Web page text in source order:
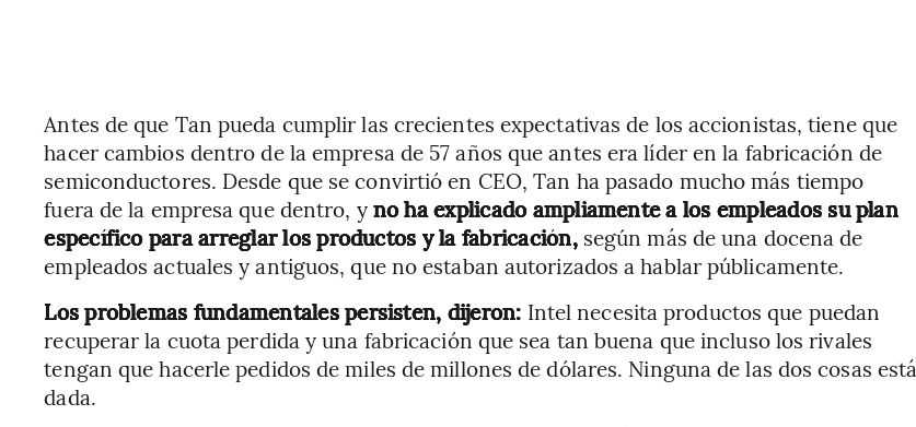
Antes de que Tan pueda cumplir las crecientes expectativas de los accionistas, tiene que
hacer cambios dentro de la empresa de 57 años que antes era líder en la fabricación de
semiconductores. Desde que se convirtió en CEO, Tan ha pasado mucho más tiempo
fuera de la empresa que dentro, yno ha explicado ampliamente a los empleados su plan
específico para arreglar los productos y la fabricación,según más de una docena de
empleados actuales y antiguos, que no estaban autorizados a hablar públicamente.
Los problemas fundamentales persisten, dijeron: Intel necesita productos que puedan
recuperar la cuota perdida y una fabricación que sea tan buena que incluso los rivales
tengan que hacerle pedidos de miles de millones de dólares. Ninguna de las dos cosas está
dada.